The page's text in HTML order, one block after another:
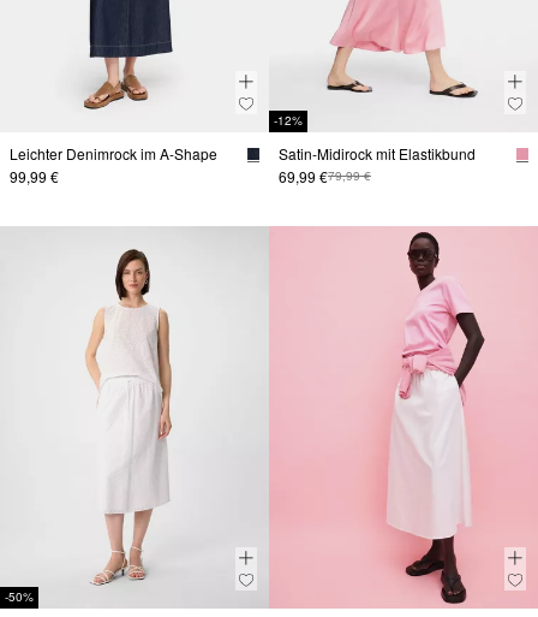
Leichter Denimrock im A-Shape
99,99 €
-12%
Satin-Midirock mit Elastikbund
69,99 €79,99 €
-50%